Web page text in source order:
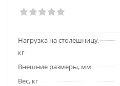
Нагрузка на столешницу,
кг
Внешние размеры, мм
Вес, кг